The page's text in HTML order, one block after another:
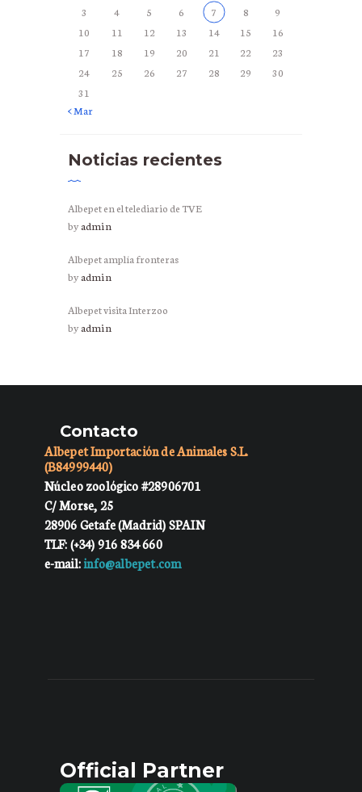
3
4 5 6 7 8
9
10
11 12 13 14 15
16
17
18 19 20 21 22
23
24
25 26 27 28 29
30
31
« Mar
Noticias recientes
Albepet en el telediario de TVE
byadmin
Albepet amplía fronteras
byadmin
Albepet visita Interzoo
byadmin
Contacto
Albepet Importación de Animales S.L.
(B84999440)
Núcleo zoológico #28906701
C/ Morse, 25
28906 Getafe (Madrid) SPAIN
TLF: (+34) 916 834 660
e-mail:info@albepet.com
Official Partner